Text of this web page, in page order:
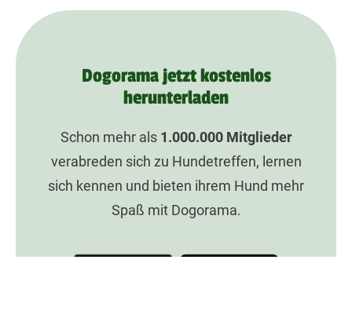
Dogorama jetzt kostenlos
herunterladen
Schon mehr als 1.000.000Mitglieder
verabreden sich zu Hundetreffen, lernen
sich kennen und bieten ihrem Hund mehr
Spaß mit Dogorama.